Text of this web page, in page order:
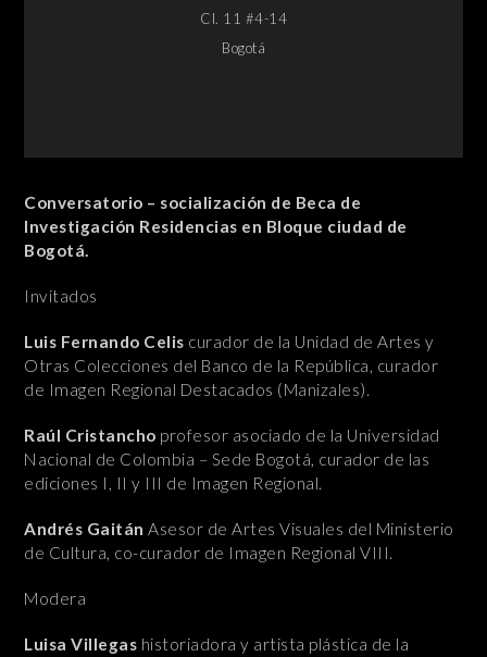
Cl. 11 #4-14
Bogotá
Conversatorio – socialización de Beca de
Investigación Residencias en Bloque ciudad de
Bogotá.
Invitados
Luis Fernando Celis curador de la Unidad de Artes y
Otras Colecciones del Banco de la República, curador
de Imagen Regional Destacados (Manizales).
Raúl Cristancho profesor asociado de la Universidad
Nacional de Colombia – Sede Bogotá, curador de las
ediciones I, II y III de Imagen Regional.
Andrés Gaitán Asesor de Artes Visuales del Ministerio
de Cultura, co-curador de Imagen Regional VIII.
Modera
Luisa Villegas historiadora y artista plástica de la